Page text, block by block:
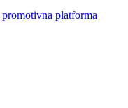
platforma